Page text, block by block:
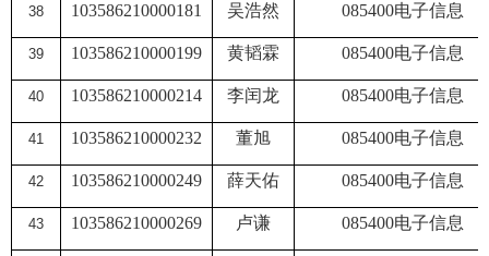
38 103586210000181 吴浩然 085400电子信息
39 103586210000199 黄韬霖 085400电子信息
40 103586210000214 李闰龙 085400电子信息
41 103586210000232 董旭 085400电子信息
42 103586210000249 薛天佑 085400电子信息
43 103586210000269 卢谦 085400电子信息